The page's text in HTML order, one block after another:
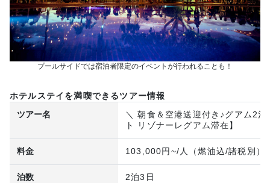
プールサイドでは宿泊者限定のイベントが行われることも！
ホテルステイを満喫できるツアー情報
ツアー名
＼ 朝食＆空港送迎付き♪グアム2
ト リゾナーレグアム滞在】
料金 103,000円~/人（燃油込/諸税別）
泊数 2泊3日